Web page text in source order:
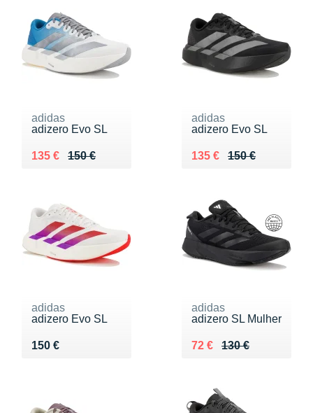
adidas
adizero Evo SL
150 €
Au lieu de 150 €
135 €
Vendu 135 €
adidas
adizero Evo SL
150 €
Au lieu de 150 €
135 €
Vendu 135 €
adidas
adizero Evo SL
150 €
Vendu 150 €
adidas
adizero SL Mulher
130 €
Au lieu de 130 €
72 €
Vendu 72 €